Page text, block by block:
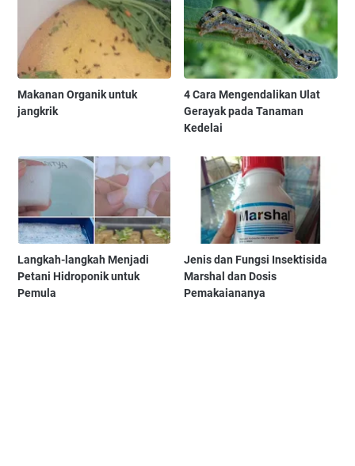
Makanan Organik untuk
jangkrik
4 Cara Mengendalikan Ulat
Gerayak pada Tanaman
Kedelai
Langkah-langkah Menjadi
Petani Hidroponik untuk
Pemula
Jenis dan Fungsi Insektisida
Marshal dan Dosis
Pemakaiananya